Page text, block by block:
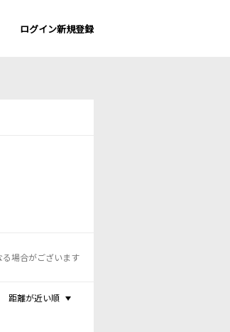
ログイン新規登録
場合がございます
距離が近い順